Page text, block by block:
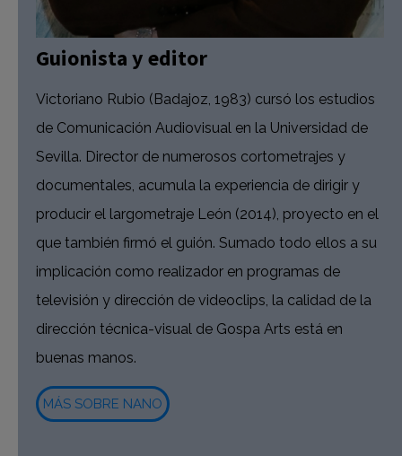
Guionista y editor
Victoriano Rubio (Badajoz, 1983) cursó los estudios
de Comunicación Audiovisual en la Universidad de
Sevilla. Director de numerosos cortometrajes y
documentales, acumula la experiencia de dirigir y
producir el largometraje León (2014), proyecto en el
que también firmó el guión. Sumado todo ellos a su
implicación como realizador en programas de
televisión y dirección de videoclips, la calidad de la
dirección técnica-visual de Gospa Arts está en
buenas manos.
MÁS SOBRE NANO